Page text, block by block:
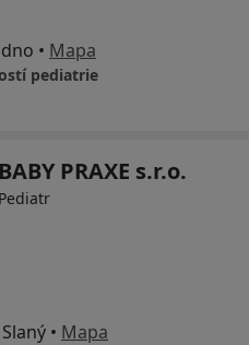
• Mapa
pediatrie
BABY PRAXE s.r.o.
Pediatr
• Mapa